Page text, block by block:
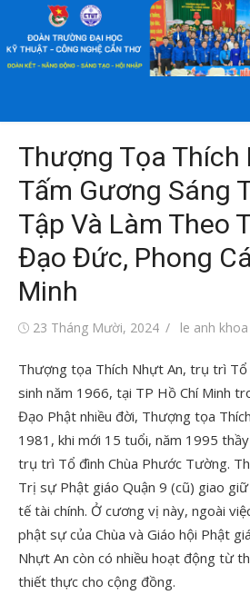
nội
Thượng Tọa Thích
Tấm Gương Sáng
Tập Và Làm Theo
Đạo Đức, Phong
Minh
Đăng23 Tháng Mười, 2024
Tác
le anh khoa
Thượng tọa Thích Nhựt An, trụ trì
sinh năm 1966, tại TP Hồ Chí Minh
Đạo Phật nhiều đời, Thượng tọa
1981, khi mới 15 tuổi, năm 1995
trụ trì Tổ đình Chùa Phước Tường.
Trị sự Phật giáo Quận 9 (cũ) giao
tế tài chính. Ở cương vị này, ngoài
phật sự của Chùa và Giáo hội Phật
Nhựt An còn có nhiều hoạt động từ
thiết thực cho cộng đồng.